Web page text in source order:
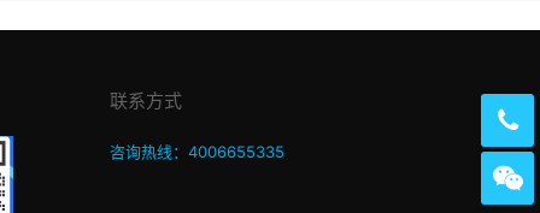
联系方式
咨询热线：4006655335